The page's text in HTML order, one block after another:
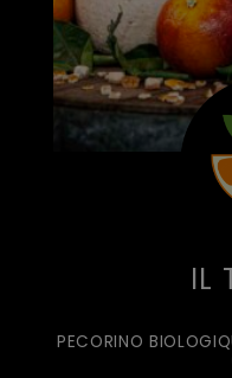
IL
PECORINO